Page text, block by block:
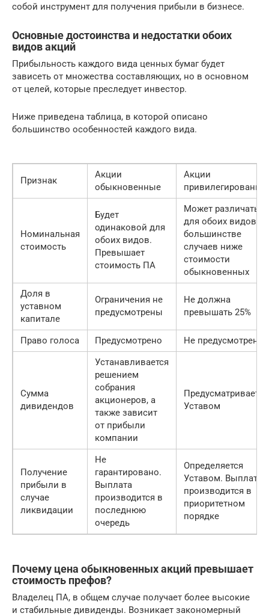
собой инструмент для получения прибыли в бизнесе.
Основные достоинства и недостатки обоих
видов акций
Прибыльность каждого вида ценных бумаг будет
зависеть от множества составляющих, но в основном
от целей, которые преследует инвестор.
Ниже приведена таблица, в которой описано
большинство особенностей каждого вида.
Признак
Акции
обыкновенные
Акции
Номинальная
стоимость
Будет
одинаковой для
обоих видов.
Превышает
стоимость ПА
Может различаться
для обоих видов. В
большинстве
случаев ниже
стоимости
обыкновенных
Доля в
уставном
капитале
Ограничения не
предусмотрены
Не должна
превышать 25%
Право голоса Предусмотрено Не предусмотрено
Сумма
дивидендов
Устанавливается
решением
собрания
акционеров, а
также зависит
от прибыли
компании
Предусматривается
Уставом
Получение
прибыли в
случае
ликвидации
Не
гарантировано.
Выплата
производится в
последнюю
очередь
Определяется
Уставом. Выплата
производится в
приоритетном
порядке
Почему цена обыкновенных акций превышает
стоимость префов?
Владелец ПА, в общем случае получает более высокие
и стабильные дивиденды. Возникает закономерный